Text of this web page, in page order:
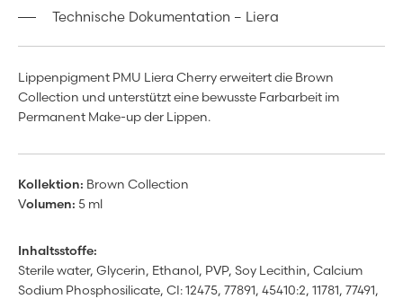
Technische Dokumentation – Liera
Lippenpigment PMU Liera Cherry erweitert die Brown
Collection und unterstützt eine bewusste Farbarbeit im
Permanent Make-up der Lippen.
Kollektion: Brown Collection
Volumen: 5 ml
Inhaltsstoffe:
Sterile water, Glycerin, Ethanol, PVP, Soy Lecithin, Calcium
Sodium Phosphosilicate, CI: 12475, 77891, 45410:2, 11781, 77491,